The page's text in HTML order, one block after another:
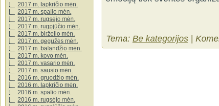
2017 m. lapkričio mėn.
2017 m. spalio mėn.
2017 m. rugsėjo mėn.
2017 m. rugpjūčio mėn.
2017 m. birželio mėn.
2017 m. gegužės mėn.
2017 m. balandžio mėn.
2017 m. kovo mėn.
2017 m. vasario mėn.
2017 m. sausio mėn.
2016 m. gruodžio mėn.
2016 m. lapkričio mėn.
2016 m. spalio mėn.
2016 m. rugsėjo mėn.
Tema: Be kategorijos |